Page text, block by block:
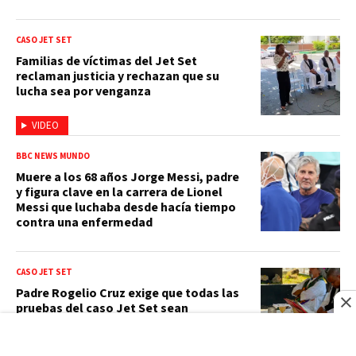
VIDEO
CASO JET SET
Familias de víctimas del Jet Set
reclaman justicia y rechazan que su
lucha sea por venganza
BBC NEWS MUNDO
Muere a los 68 años Jorge Messi, padre
y figura clave en la carrera de Lionel
Messi que luchaba desde hacía tiempo
contra una enfermedad
CASO JET SET
Padre Rogelio Cruz exige que todas las
pruebas del caso Jet Set sean